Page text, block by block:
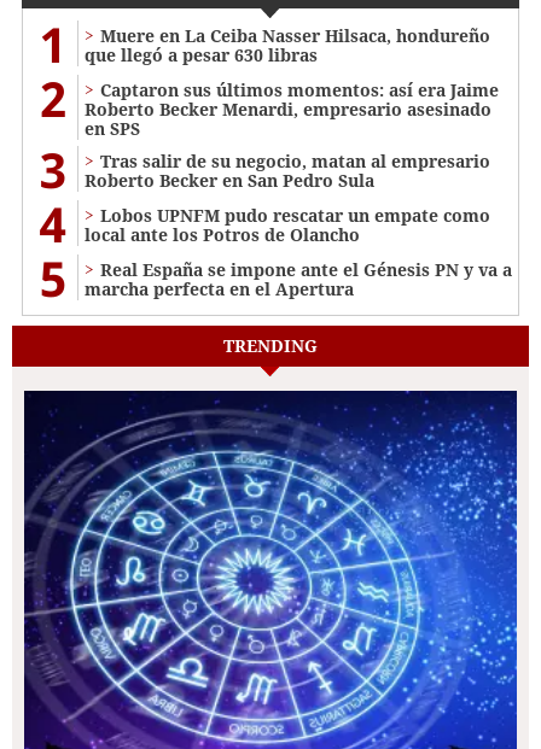
1
Muere en La Ceiba Nasser Hilsaca, hondureño
que llegó a pesar 630 libras
2
Captaron sus últimos momentos: así era Jaime
Roberto Becker Menardi​​​, empresario asesinado
en SPS
3
Tras salir de su negocio, matan al empresario
Roberto Becker en San Pedro Sula
4
Lobos UPNFM pudo rescatar un empate como
local ante los Potros de Olancho
5
Real España se impone ante el Génesis PN y va a
marcha perfecta en el Apertura
TRENDING